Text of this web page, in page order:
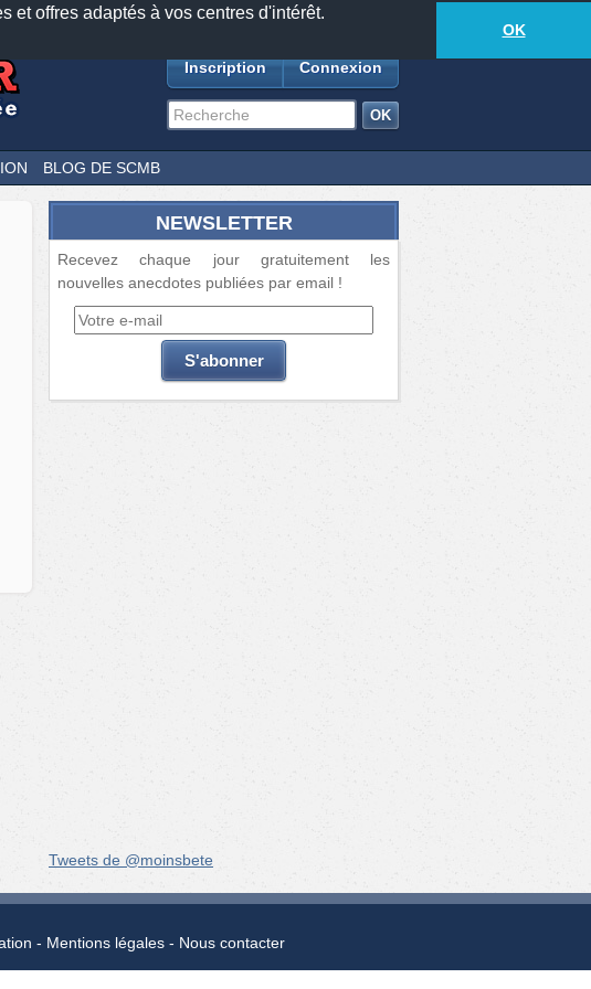
et offres adaptés à vos centres d'intérêt.
OK
Facebook
TwitterFeeds18889anecdotes-565lecteurs connectés
Inscription Connexion
BLOG DE SCMB
NEWSLETTER
Recevez chaque jour gratuitement les
nouvelles anecdotes publiées par email !
Tweets de @moinsbete
Mentions légales Nous contacter